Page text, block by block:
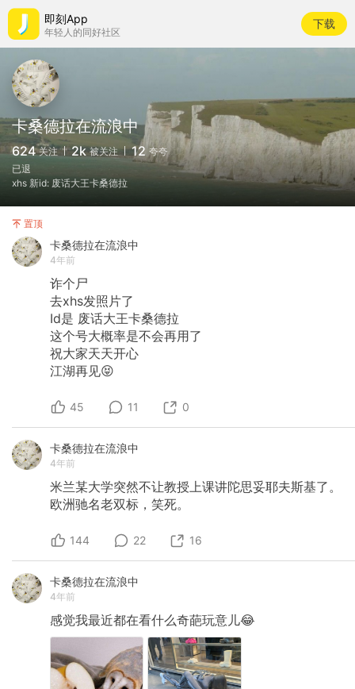
即刻App
年轻人的同好社区
下载
卡桑德拉在流浪中
624 关注 2k 被关注 12 夸夸
已退
xhs 新id: 废话大王卡桑德拉
置顶
卡桑德拉在流浪中
4年前
诈个尸
去xhs发照片了
Id是 废话大王卡桑德拉
这个号大概率是不会再用了
祝大家天天开心
江湖再见😝
45 11 0
卡桑德拉在流浪中
4年前
米兰某大学突然不让教授上课讲陀思妥耶夫斯基了。
欧洲驰名老双标，笑死。
144 22 16
卡桑德拉在流浪中
4年前
感觉我最近都在看什么奇葩玩意儿😂